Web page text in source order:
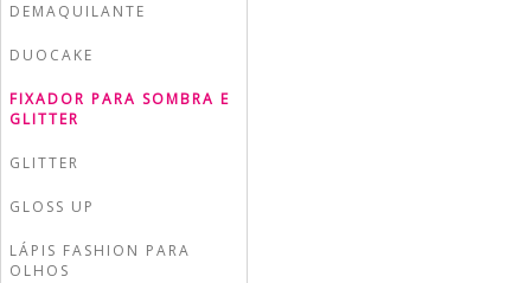
DEMAQUILANTE
DUOCAKE
FIXADOR PARA SOMBRA E
GLITTER
GLITTER
GLOSS UP
LÁPIS FASHION PARA
OLHOS